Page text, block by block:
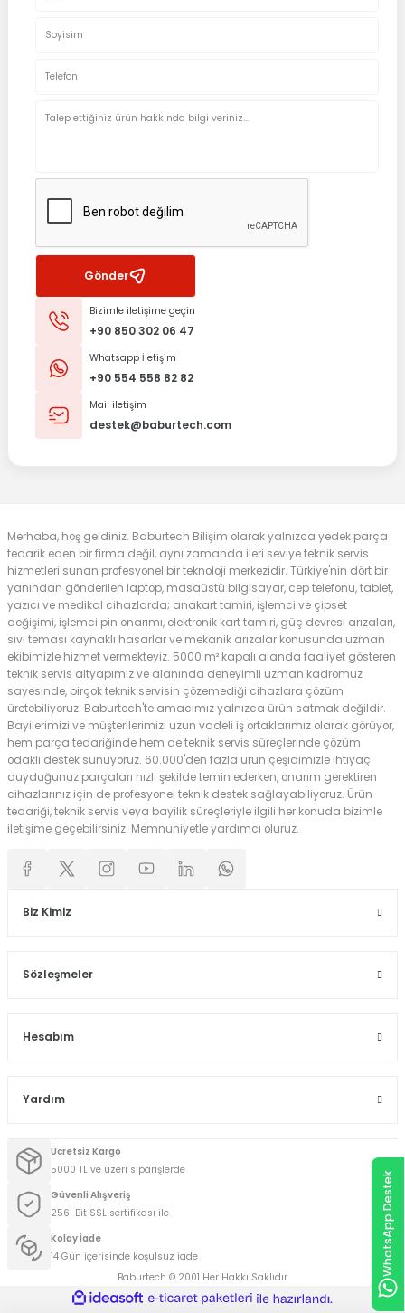
Gönder
Bizimle iletişime geçin
+90 850 302 06 47
Whatsapp İletişim
+90 554 558 82 82
Mail iletişim
destek@baburtech.com
Merhaba, hoş geldiniz. Baburtech Bilişim olarak yalnızca yedek parça
tedarik eden bir firma değil, aynı zamanda ileri seviye teknik servis
hizmetleri sunan profesyonel bir teknoloji merkezidir. Türkiye'nin dört bir
yanından gönderilen laptop, masaüstü bilgisayar, cep telefonu, tablet,
yazıcı ve medikal cihazlarda; anakart tamiri, işlemci ve çipset
değişimi, işlemci pin onarımı, elektronik kart tamiri, güç devresi arızaları,
sıvı teması kaynaklı hasarlar ve mekanik arızalar konusunda uzman
ekibimizle hizmet vermekteyiz. 5000 m² kapalı alanda faaliyet gösteren
teknik servis altyapımız ve alanında deneyimli uzman kadromuz
sayesinde, birçok teknik servisin çözemediği cihazlara çözüm
üretebiliyoruz. Baburtech'te amacımız yalnızca ürün satmak değildir.
Bayilerimizi ve müşterilerimizi uzun vadeli iş ortaklarımız olarak görüyor,
hem parça tedariğinde hem de teknik servis süreçlerinde çözüm
odaklı destek sunuyoruz. 60.000'den fazla ürün çeşidimizle ihtiyaç
duyduğunuz parçaları hızlı şekilde temin ederken, onarım gerektiren
cihazlarınız için de profesyonel teknik destek sağlayabiliyoruz. Ürün
tedariği, teknik servis veya bayilik süreçleriyle ilgili her konuda bizimle
iletişime geçebilirsiniz. Memnuniyetle yardımcı oluruz.
Biz Kimiz
Sözleşmeler
Hesabım
Yardım
Ücretsiz Kargo
5000 TL ve üzeri siparişlerde
Güvenli Alışveriş
256-Bit SSL sertifikası ile
Kolay İade
14 Gün içerisinde koşulsuz iade
Baburtech © 2001 Her Hakkı Saklıdır
WhatsApp Destek
ideasoft
e-
hazırlandı.